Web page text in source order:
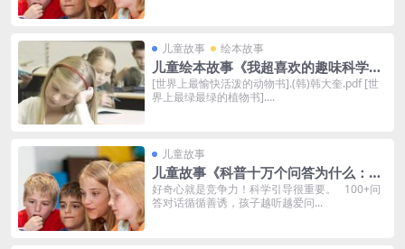
儿童故事 绘本故事
儿童绘本故事《我超喜欢的趣味科学
书》PDF免费（15册）
[世界上最愉快活泼的动物书].(韩)韩大奎.pdf [世
界上最绿最绿的植物书]....
儿童故事
儿童故事《科普十万个问答为什么：动
物真奇妙》MP3打包下载 艾斯妈妈讲
故事 151集
好奇心就是竞争力！科学引导很重要。 100+问
答对话循循善诱，孩子越听越爱问...